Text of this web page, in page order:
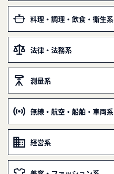
料理・調理・飲食・衛生系
法律・法務系
測量系
無線・航空・船舶・車両系
経営系